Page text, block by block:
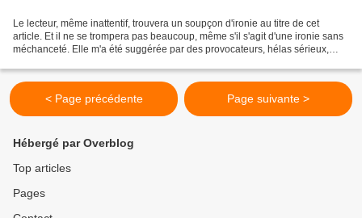
Le lecteur, même inattentif, trouvera un soupçon d'ironie au titre de cet
article. Et il ne se trompera pas beaucoup, même s'il s'agit d'une ironie sans
méchanceté. Elle m'a été suggérée par des provocateurs, hélas sérieux,
< Page précédente Page suivante >
Hébergé par Overblog
Top articles
Pages